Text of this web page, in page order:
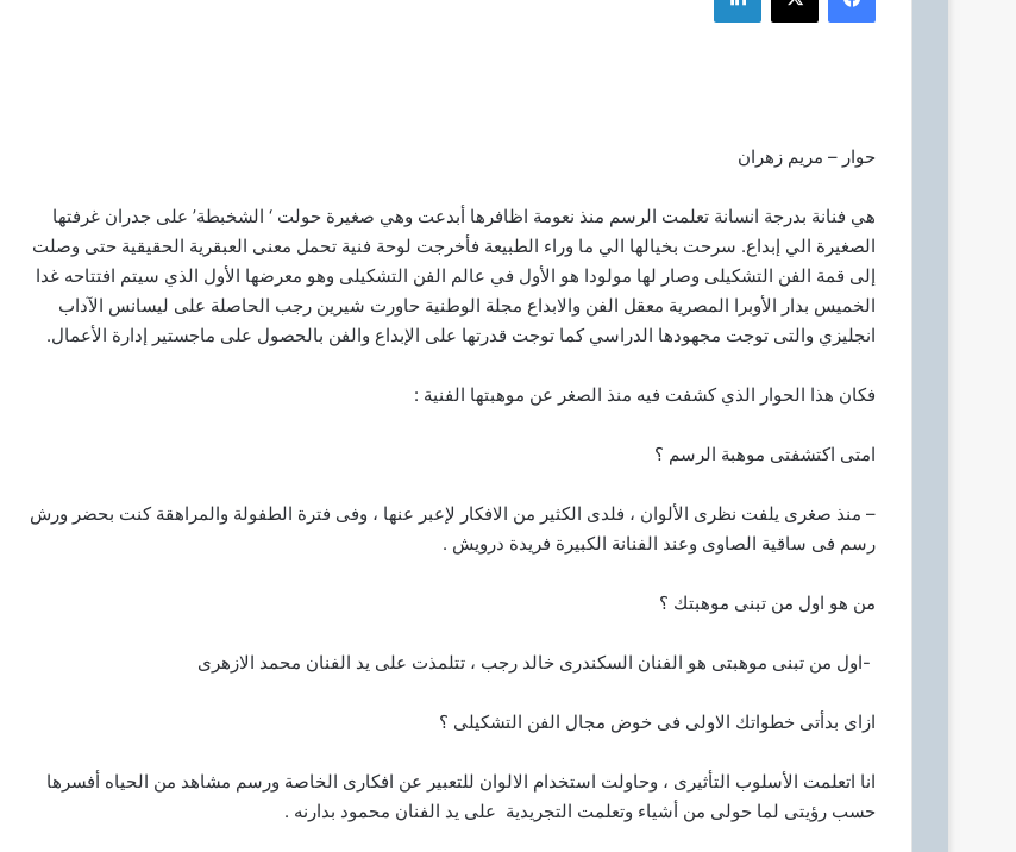
ل
ا
ل
ك
ت
ر
و
ي
حوار – مريم زهران
هي فنانة بدرجة انسانة تعلمت الرسم منذ نعومة اظافرها أبدعت وهي صغيرة حولت ‘ الشخبطة’ على جدران غرفتها
الصغيرة الي إبداع. سرحت بخيالها الي ما وراء الطبيعة فأخرجت لوحة فنية تحمل معنى العبقرية الحقيقية حتى وصلت
إلى قمة الفن التشكيلى وصار لها مولودا هو الأول في عالم الفن التشكيلى وهو معرضها الأول الذي سيتم افتتاحه غدا
الخميس بدار الأوبرا المصرية معقل الفن والابداع مجلة الوطنية حاورت شيرين رجب الحاصلة على ليسانس الآداب
انجليزي والتى توجت مجهودها الدراسي كما توجت قدرتها على الإبداع والفن بالحصول على ماجستير إدارة الأعمال.
فكان هذا الحوار الذي كشفت فيه منذ الصغر عن موهبتها الفنية :
امتى اكتشفتى موهبة الرسم ؟
– منذ صغرى يلفت نظرى الألوان ، فلدى الكثير من الافكار لإعبر عنها ، وفى فترة الطفولة والمراهقة كنت بحضر ورش
رسم فى ساقية الصاوى وعند الفنانة الكبيرة فريدة درويش .
من هو اول من تبنى موهبتك ؟
-اول من تبنى موهبتى هو الفنان السكندرى خالد رجب ، تتلمذت على يد الفنان محمد الازهرى
ازاى بدأتى خطواتك الاولى فى خوض مجال الفن التشكيلى ؟
انا اتعلمت الأسلوب التأثيرى ، وحاولت استخدام الالوان للتعبير عن افكارى الخاصة ورسم مشاهد من الحياه أفسرها
حسب رؤيتى لما حولى من أشياء وتعلمت التجريدية على يد الفنان محمود بدارنه .